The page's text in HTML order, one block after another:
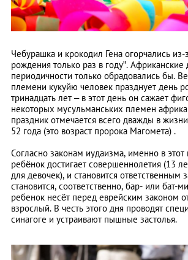
Чебурашка и крокодил Гена огорчались из-
рождения только раз в году”. Африканские
периодичности только обрадовались бы.
племени кукуйю человек празднует день
тринадцать лет – в этот день он сажает
некоторых мусульманських племен
праздник отмечается всего дважды в
52 года (это возраст пророка Магомета) .
Согласно законам иудаизма, именно в
ребёнок достигает совершеннолетия (13
для девочек), и становится ответственным
становится, соответственно, бар- или бат-
ребенок несёт перед еврейским законом
взрослый. В честь этого дня проводят
синагоге и устраивают пышные застолья.